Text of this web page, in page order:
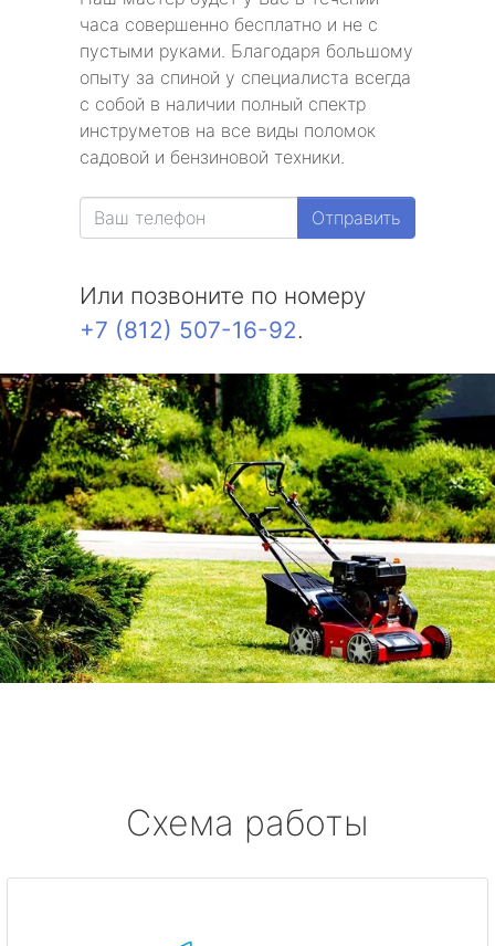
часа совершенно бесплатно и не с
пустыми руками. Благодаря большому
опыту за спиной у специалиста всегда
с собой в наличии полный спектр
инструметов на все виды поломок
садовой и бензиновой техники.
Отправить
Или позвоните по номеру
+7 (812) 507-16-92.
Схема работы